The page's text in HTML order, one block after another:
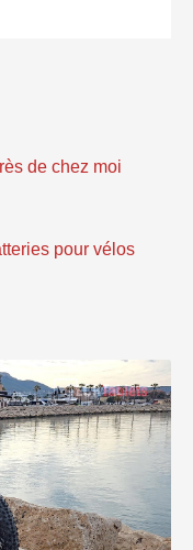
de chez moi
pour vélos